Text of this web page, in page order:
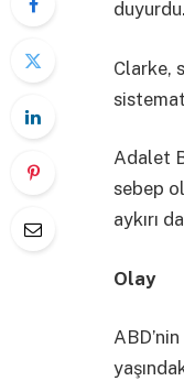
duyurdu.
Clarke,
Adalet
sebep
aykırı
Olay